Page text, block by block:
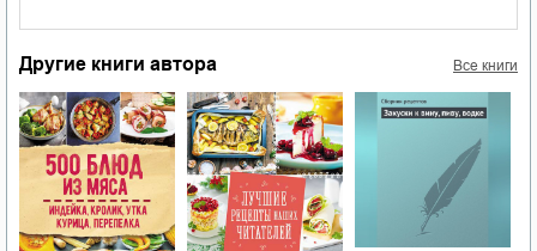
Другие книги автора Все книги